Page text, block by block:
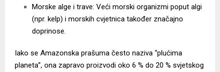
Morske alge i trave: Veći morski organizmi poput algi
(npr. kelp) i morskih cvjetnica također značajno
doprinose.
Iako se Amazonska prašuma često naziva “plućima
planeta”, ona zapravo proizvodi oko 6 % do 20 % svjetskog